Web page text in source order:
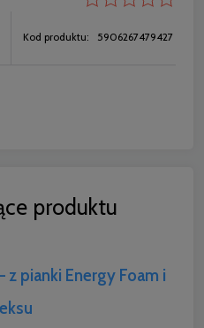
Kod produktu: 5906267479427
produktu
z pianki Energy Foam i